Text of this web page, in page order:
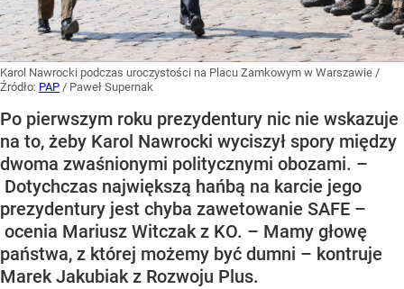
Karol Nawrocki podczas uroczystości na Placu Zamkowym w Warszawie /
Źródło: PAP / Paweł Supernak
Po pierwszym roku prezydentury nic nie wskazuje
na to, żeby Karol Nawrocki wyciszył spory między
dwoma zwaśnionymi politycznymi obozami. –
Dotychczas największą hańbą na karcie jego
prezydentury jest chyba zawetowanie SAFE –
ocenia Mariusz Witczak z KO. – Mamy głowę
państwa, z której możemy być dumni – kontruje
Marek Jakubiak z Rozwoju Plus.